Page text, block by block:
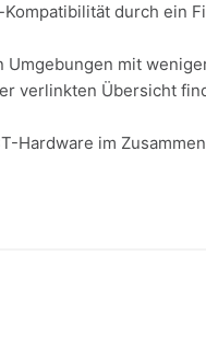
durch ein
Umgebungen mit
verlinkten Übersicht
Hardware im